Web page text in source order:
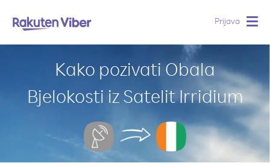
Prijava
Kako pozivati Obala
Bjelokosti iz Satelit Irridium